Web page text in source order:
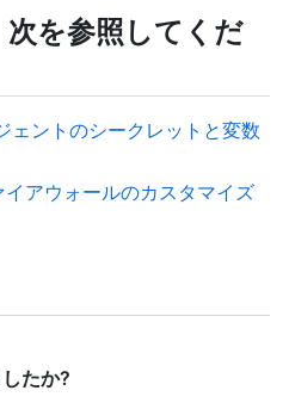
を参照してくだ
ントのシークレットと変数
アウォールのカスタマイズ
たか?